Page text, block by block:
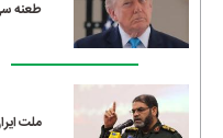
طعنه
ملت